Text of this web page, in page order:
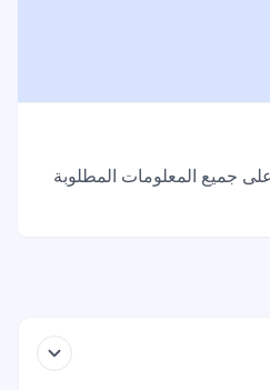
جميع المعلومات المطلوبة